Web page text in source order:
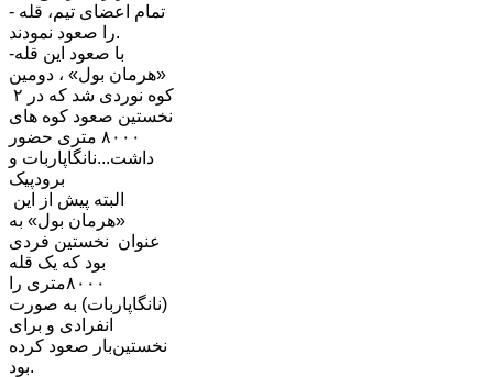
-تمام اعضای تیم، قله
را صعود نمودند.
-با صعود این قله
«هرمان بول» ، دومین
نخستین صعود کوه های
٨٠٠٠ متری حضور
داشت...نانگاپاربات و
برودپیک
البته پیش از این
«هرمان بول» به
عنوان نخستین فردی
بود که یک قله
٨٠٠٠متری را
(نانگاپاربات) به صورت
انفرادی و برای
نخستین‌بار صعود کرده
بود.